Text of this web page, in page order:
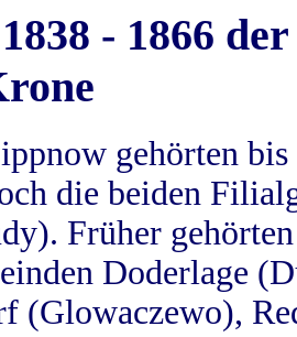
- 1866
gehörten
die beiden
Früher
Doderlage
(Glowaczewo),